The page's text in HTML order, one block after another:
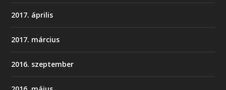
2017. április
2017. március
2016. szeptember